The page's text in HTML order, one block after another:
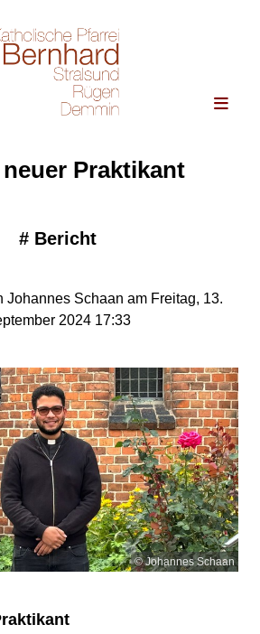
Praktikant
# Bericht
Johannes Schaan am Freitag, 13.
2024 17:33
© Johannes Schaan